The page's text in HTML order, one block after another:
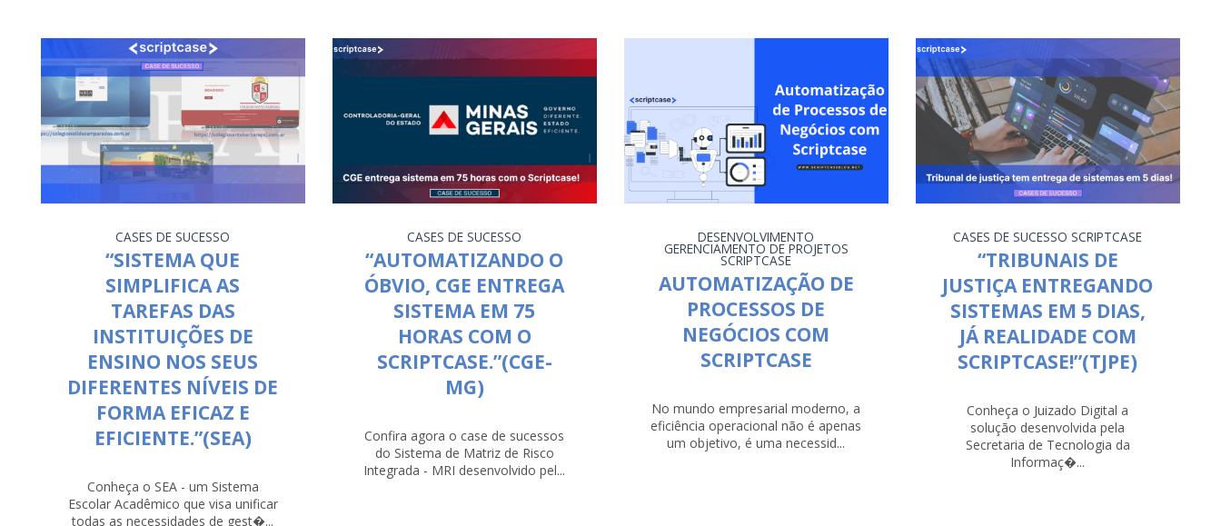
CASES DE SUCESSO
“SISTEMA QUE
SIMPLIFICA AS
TAREFAS DAS
INSTITUIÇÕES DE
ENSINO NOS SEUS
DIFERENTES NÍVEIS DE
FORMA EFICAZ E
EFICIENTE.”(SEA)
Conheça o SEA - um Sistema
Escolar Acadêmico que visa unificar
todas as necessidades de gest�...
CASES DE SUCESSO
“AUTOMATIZANDO O
ÓBVIO, CGE ENTREGA
SISTEMA EM 75
HORAS COM O
SCRIPTCASE.”(CGE-
MG)
Confira agora o case de sucessos
do Sistema de Matriz de Risco
Integrada - MRI desenvolvido pel...
DESENVOLVIMENTO
GERENCIAMENTO DE PROJETOS
SCRIPTCASE
AUTOMATIZAÇÃO DE
PROCESSOS DE
NEGÓCIOS COM
SCRIPTCASE
No mundo empresarial moderno, a
eficiência operacional não é apenas
um objetivo, é uma necessid...
CASES DE SUCESSO SCRIPTCASE
“TRIBUNAIS DE
JUSTIÇA ENTREGANDO
SISTEMAS EM 5 DIAS,
JÁ REALIDADE COM
SCRIPTCASE!”(TJPE)
Conheça o Juizado Digital a
solução desenvolvida pela
Secretaria de Tecnologia da
Informaç�...